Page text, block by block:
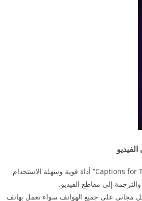
يعد برنامج “Captions for Talking Videos” أداة قوية وسهلة الاستخدام
إلى مقاطع الفيديو.
مجانى على جميع الهواتف سواء تعمل بهاتف